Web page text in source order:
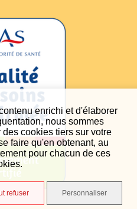
enrichi et d'élaborer
nous sommes
cookies tiers sur votre
faire qu'en obtenant, au
pour chacun de ces
refuser Personnaliser